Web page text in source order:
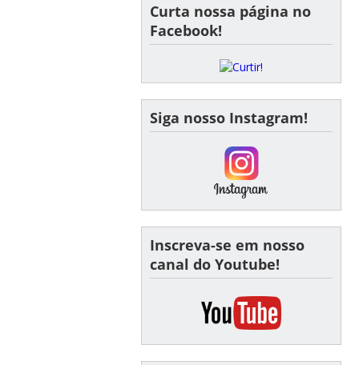
Curta nossa página no
Facebook!
Siga nosso Instagram!
Inscreva-se em nosso
canal do Youtube!